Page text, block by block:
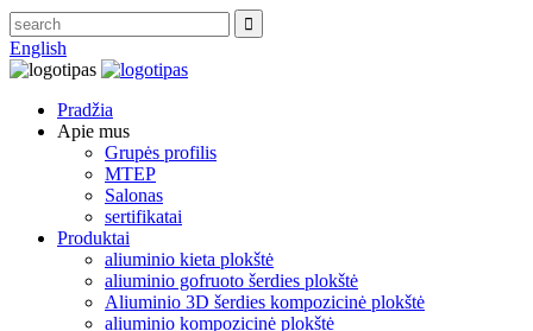
English
Pradžia
Apie mus
Grupės profilis
MTEP
Salonas
sertifikatai
Produktai
aliuminio kieta plokštė
aliuminio gofruoto šerdies plokštė
Aliuminio 3D šerdies kompozicinė plokštė
aliuminio kompozicinė plokštė